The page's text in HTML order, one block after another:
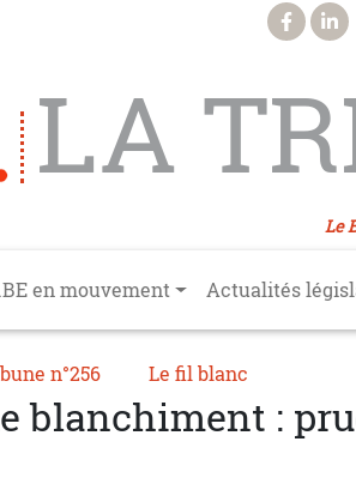
LA
Le
en mouvement Actualités
n°256 Le fil blanc
blanchiment :